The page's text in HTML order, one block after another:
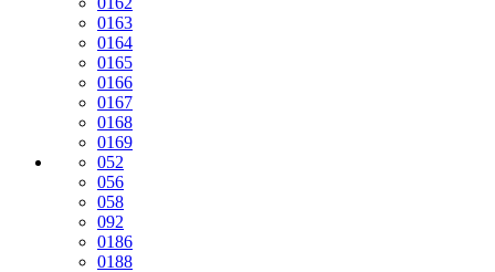
0163
0164
0165
0166
0167
0168
0169
052
056
058
092
0186
0188